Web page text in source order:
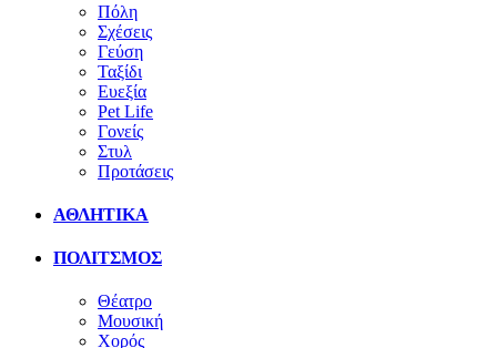
Πόλη
Σχέσεις
Γεύση
Ταξίδι
Ευεξία
Pet Life
Γονείς
Στυλ
Προτάσεις
ΑΘΛΗΤΙΚΑ
ΠΟΛΙΤΣΜΟΣ
Θέατρο
Μουσική
Χορός